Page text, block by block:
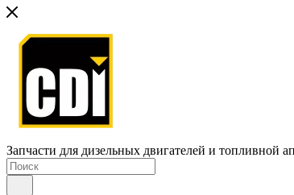
Запчасти для дизельных двигателей и топливной